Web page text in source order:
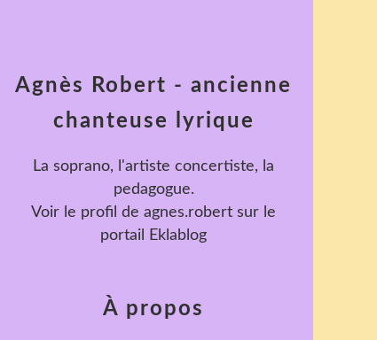
Agnès Robert - ancienne
chanteuse lyrique
La soprano, l'artiste concertiste, la
pedagogue.
Voir le profil de agnes.robert sur le
portail Eklablog
À propos